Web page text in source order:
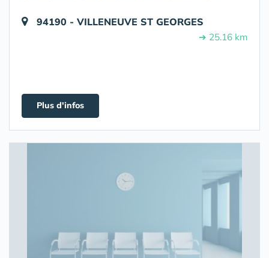
94190 - VILLENEUVE ST GEORGES
➔ 25.16 km
Plus d'infos